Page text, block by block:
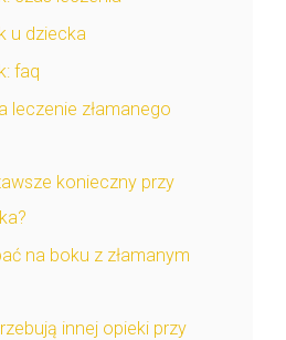
u dziecka
faq
leczenie złamanego
konieczny przy
na boku z złamanym
innej opieki przy